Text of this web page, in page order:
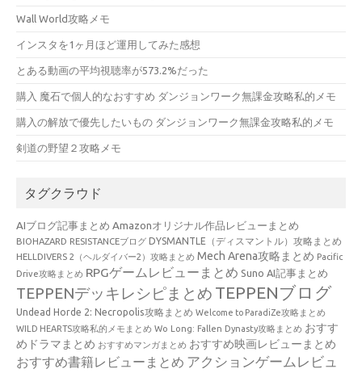
Wall World攻略メモ
インスタを1ヶ月ほど運用してみた感想
とある動画の平均視聴率が573.2%だった
購入 魔石で個人的なおすすめ ダンジョンワーク無課金攻略私的メモ
購入の解放で優先したいもの ダンジョンワーク無課金攻略私的メモ
剣道の野望２攻略メモ
タグクラウド
AIブログ記事まとめ Amazonオリジナル作品レビューまとめ
BIOHAZARD RESISTANCEブログ DYSMANTLE（ディスマントル）攻略まとめ
HELLDIVERS 2（ヘルダイバー2）攻略まとめ Mech Arena攻略まとめ Pacific
Drive攻略まとめ RPGゲームレビューまとめ Suno AI記事まとめ
TEPPENデッキレシピまとめ TEPPENブログ
Undead Horde 2: Necropolis攻略まとめ Welcome to ParadiZe攻略まとめ
WILD HEARTS攻略私的メモまとめ Wo Long: Fallen Dynasty攻略まとめ おすす
めドラマまとめ おすすめマンガまとめ おすすめ映画レビューまとめ
おすすめ書籍レビューまとめ アクションゲームレビュ